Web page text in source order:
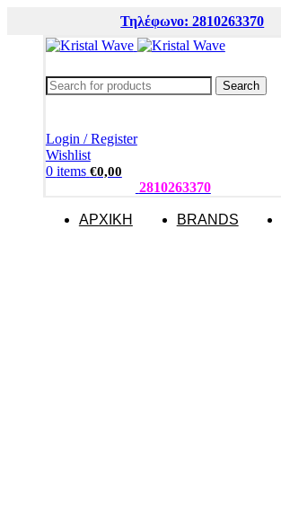
Τηλέφωνο: 2810263370
Search
Login / Register
Wishlist
0 items €0,00
2810263370
ΑΡΧΙΚΗ BRANDS